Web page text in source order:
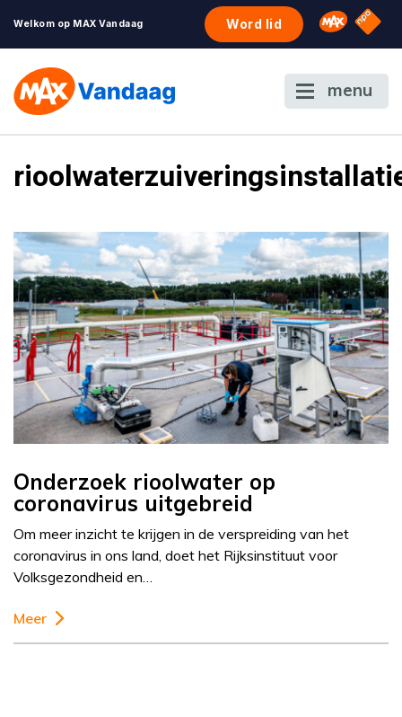
Welkom op MAX Vandaag Word lid Omroep
NPO
menu
Onderzoek rioolwater op
coronavirus uitgebreid
Om meer inzicht te krijgen in de verspreiding van het
coronavirus in ons land, doet het Rijksinstituut voor
Volksgezondheid en…
Meer